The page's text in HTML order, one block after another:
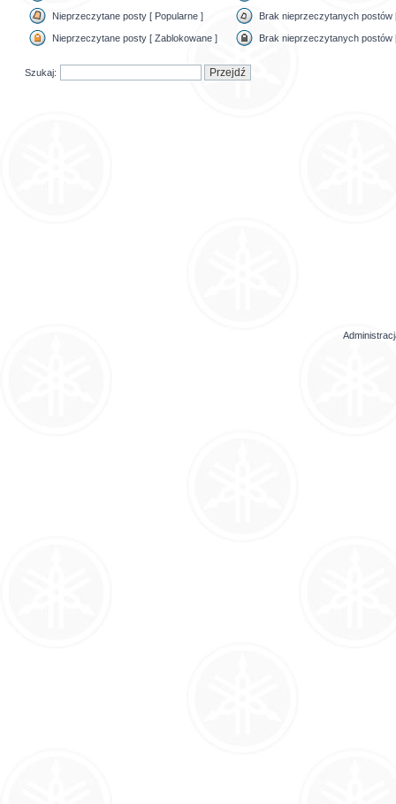
Nieprzeczytane posty [ Popularne ] Brak nieprzeczytanych postów
Nieprzeczytane posty [ Zablokowane ] Brak nieprzeczytanych postów
Szukaj: